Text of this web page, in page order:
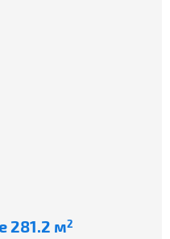
281.2 м2